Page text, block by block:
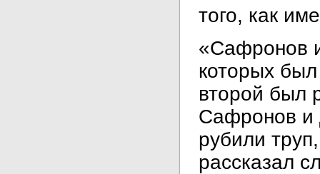
того, как
«Сафронов
которых
второй был
Сафронов и
рубили
рассказал